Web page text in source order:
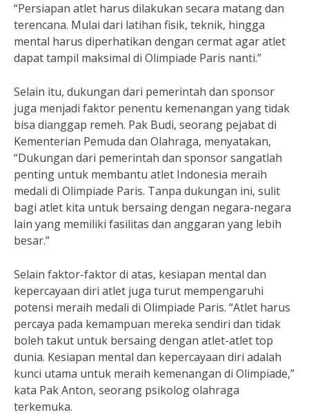
“Persiapan atlet harus dilakukan secara matang dan
terencana. Mulai dari latihan fisik, teknik, hingga
mental harus diperhatikan dengan cermat agar atlet
dapat tampil maksimal di Olimpiade Paris nanti.”
Selain itu, dukungan dari pemerintah dan sponsor
juga menjadi faktor penentu kemenangan yang tidak
bisa dianggap remeh. Pak Budi, seorang pejabat di
Kementerian Pemuda dan Olahraga, menyatakan,
“Dukungan dari pemerintah dan sponsor sangatlah
penting untuk membantu atlet Indonesia meraih
medali di Olimpiade Paris. Tanpa dukungan ini, sulit
bagi atlet kita untuk bersaing dengan negara-negara
lain yang memiliki fasilitas dan anggaran yang lebih
besar.”
Selain faktor-faktor di atas, kesiapan mental dan
kepercayaan diri atlet juga turut mempengaruhi
potensi meraih medali di Olimpiade Paris. “Atlet harus
percaya pada kemampuan mereka sendiri dan tidak
boleh takut untuk bersaing dengan atlet-atlet top
dunia. Kesiapan mental dan kepercayaan diri adalah
kunci utama untuk meraih kemenangan di Olimpiade,”
kata Pak Anton, seorang psikolog olahraga
terkemuka.